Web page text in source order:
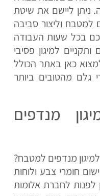
ניתן ליישם את שיטת
למטבח וליצור סביבה
בכל שעות העבודה
למיגון פסיבי
כאן באתר הכולל
גלם מהטובים ביותר
מנדפים
מנדפים למטבח?
חומרי צבע ולוחות
לחברת אלומות